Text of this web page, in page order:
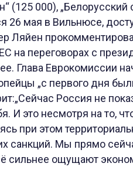
(125 000),
26 мая в Вильнюсе,
Ляйен
на переговорах с
Глава Еврокомиссии
„с первого дня
Россия не
И это несмотря на то,
при этом
санкций. Мы прямо
сильнее ощущают